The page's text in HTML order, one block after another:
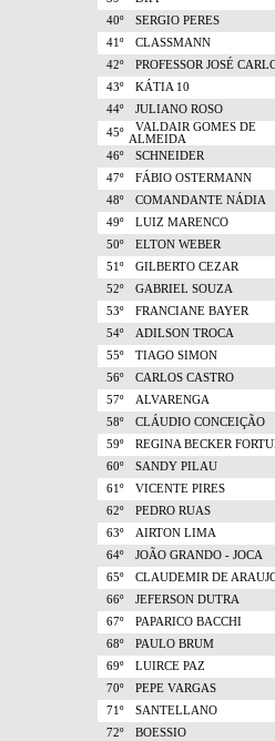
40º
SERGIO PERES
41º
CLASSMANN
42º
PROFESSOR JOSÉ
43º
KÁTIA 10
44º
JULIANO ROSO
45º
VALDAIR GOMES DE
ALMEIDA
46º
SCHNEIDER
47º
FÁBIO OSTERMANN
48º
COMANDANTE NÁDIA
49º
LUIZ MARENCO
50º
ELTON WEBER
51º
GILBERTO CEZAR
52º
GABRIEL SOUZA
53º
FRANCIANE BAYER
54º
ADILSON TROCA
55º
TIAGO SIMON
56º
CARLOS CASTRO
57º
ALVARENGA
58º
CLÁUDIO CONCEIÇÃO
59º
REGINA BECKER
60º
SANDY PILAU
61º
VICENTE PIRES
62º
PEDRO RUAS
63º
AIRTON LIMA
64º
JOÃO GRANDO - JOCA
65º
CLAUDEMIR DE
66º
JEFERSON DUTRA
67º
PAPARICO BACCHI
68º
PAULO BRUM
69º
LUIRCE PAZ
70º
PEPE VARGAS
71º
SANTELLANO
72º
BOESSIO